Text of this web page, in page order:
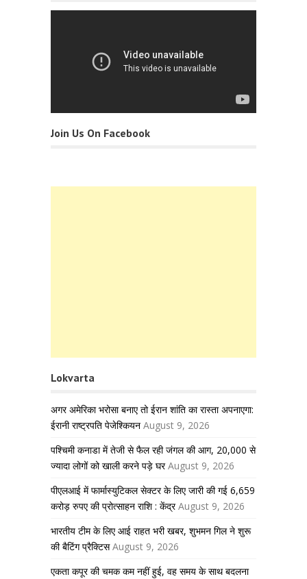
Join Us On Facebook
Lokvarta
अगर अमेरिका भरोसा बनाए तो ईरान शांति का रास्ता अपनाएगा:
ईरानी राष्ट्रपति पेजेश्कियन August 9, 2026
पश्चिमी कनाडा में तेजी से फैल रही जंगल की आग, 20,000 से
ज्यादा लोगों को खाली करने पड़े घर August 9, 2026
पीएलआई में फार्मास्युटिकल सेक्टर के लिए जारी की गई 6,659
करोड़ रुपए की प्रोत्साहन राशि : केंद्र August 9, 2026
भारतीय टीम के लिए आई राहत भरी खबर, शुभमन गिल ने शुरू
की बैटिंग प्रैक्टिस August 9, 2026
एकता कपूर की चमक कम नहीं हुई, वह समय के साथ बदलना